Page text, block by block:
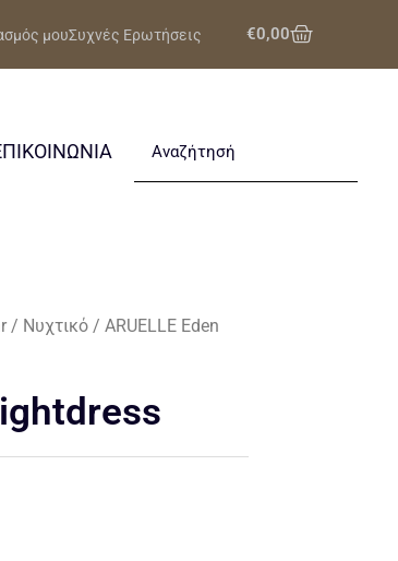
μουΣυχνές Ερωτήσεις €0,00Cart
/ Νυχτικό/ ARUELLE Eden